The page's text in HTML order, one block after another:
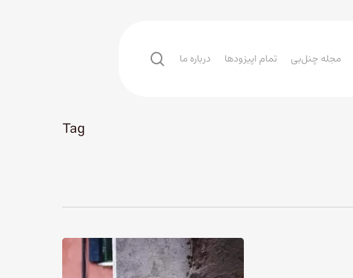
مجله چنل‌بی تمام اپیزودها درباره ما search
Tag